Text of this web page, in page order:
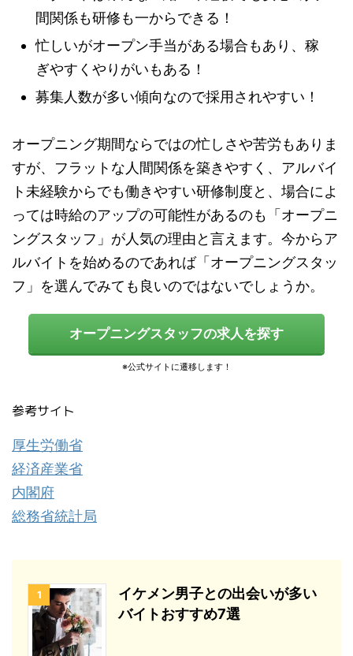
間関係も研修も一からできる！
忙しいがオープン手当がある場合もあり、稼
ぎやすくやりがいもある！
募集人数が多い傾向なので採用されやすい！
オープニング期間ならではの忙しさや苦労もありま
すが、フラットな人間関係を築きやすく、アルバイ
ト未経験からでも働きやすい研修制度と、場合によ
っては時給のアップの可能性があるのも「オープニ
ングスタッフ」が人気の理由と言えます。今からア
ルバイトを始めるのであれば「オープニングスタッ
フ」を選んでみても良いのではないでしょうか。
オープニングスタッフの求人を探す
参考サイト
厚生労働省
経済産業省
内閣府
総務省統計局
1
イケメン男子との出会いが多い
バイトおすすめ7選